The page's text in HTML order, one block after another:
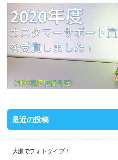
最近の投稿
大瀬でフォトダイブ！